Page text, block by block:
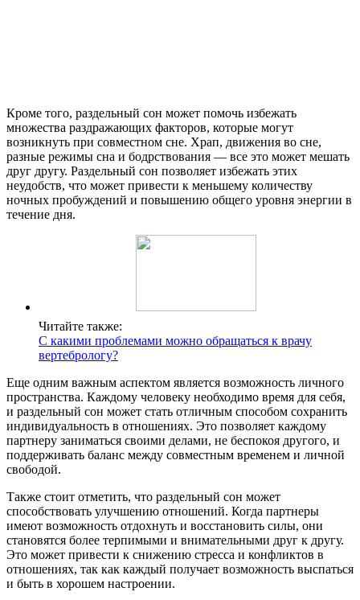
Кроме того, раздельный сон может помочь избежать
множества раздражающих факторов, которые могут
возникнуть при совместном сне. Храп, движения во сне,
разные режимы сна и бодрствования — все это может мешать
друг другу. Раздельный сон позволяет избежать этих
неудобств, что может привести к меньшему количеству
ночных пробуждений и повышению общего уровня энергии в
течение дня.
Читайте также:
С какими проблемами можно обращаться к врачу
вертебрологу?
Еще одним важным аспектом является возможность личного
пространства. Каждому человеку необходимо время для себя,
и раздельный сон может стать отличным способом сохранить
индивидуальность в отношениях. Это позволяет каждому
партнеру заниматься своими делами, не беспокоя другого, и
поддерживать баланс между совместным временем и личной
свободой.
Также стоит отметить, что раздельный сон может
способствовать улучшению отношений. Когда партнеры
имеют возможность отдохнуть и восстановить силы, они
становятся более терпимыми и внимательными друг к другу.
Это может привести к снижению стресса и конфликтов в
отношениях, так как каждый получает возможность выспаться
и быть в хорошем настроении.